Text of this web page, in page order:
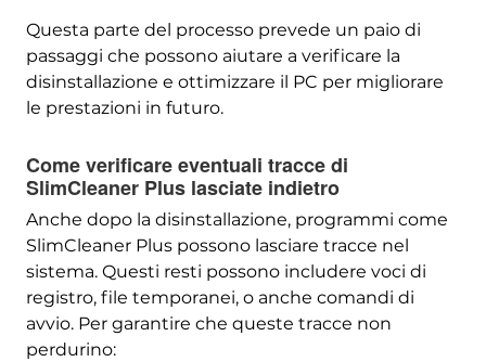
Questa parte del processo prevede un paio di
passaggi che possono aiutare a verificare la
disinstallazione e ottimizzare il PC per migliorare
le prestazioni in futuro.
Come verificare eventuali tracce di
SlimCleaner Plus lasciate indietro
Anche dopo la disinstallazione, programmi come
SlimCleaner Plus possono lasciare tracce nel
sistema. Questi resti possono includere voci di
registro, file temporanei, o anche comandi di
avvio. Per garantire che queste tracce non
perdurino: